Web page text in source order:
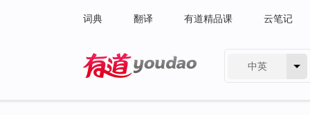
词典 翻译 有道精品课 云笔记
中英